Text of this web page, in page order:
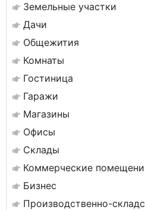
Земельные участки
Дачи
Общежития
Комнаты
Гостиница
Гаражи
Магазины
Офисы
Склады
Коммерческие
Бизнес
Производственно-